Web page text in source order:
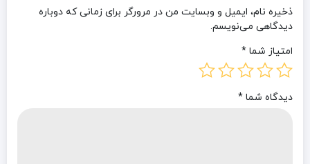
ذخیره نام، ایمیل و وبسایت من در مرورگر برای زمانی که دوباره
دیدگاهی می‌نویسم.
امتیاز شما *
دیدگاه شما *